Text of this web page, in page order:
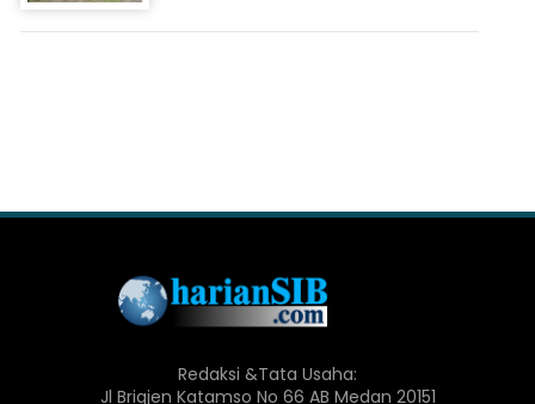
Redaksi &Tata Usaha:
Jl Brigjen Katamso No 66 AB Medan 20151